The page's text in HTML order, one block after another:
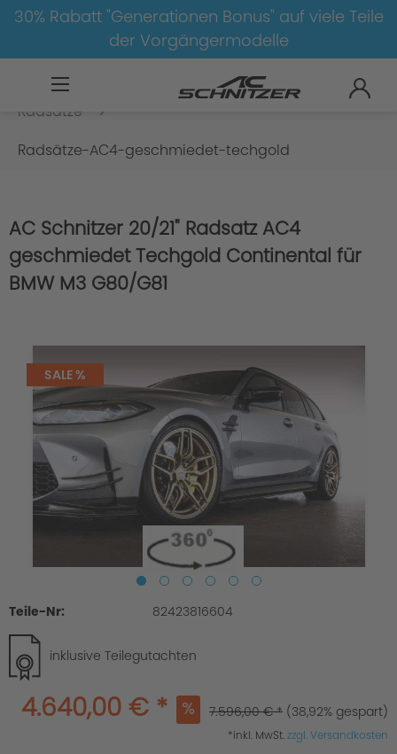
30% Rabatt "Generationen Bonus" auf viele Teile
der Vorgängermodelle
M3-G80/G81
Radsätze
Radsätze-AC4-geschmiedet-techgold
AC Schnitzer 20/21" Radsatz AC4
geschmiedet Techgold Continental für
BMW M3 G80/G81
SALE %
Teile-Nr: 82423816604
inklusive Teilegutachten
4.640,00 € * 7.596,00 € * (38,92% gespart)
*inkl. MwSt.zzgl. Versandkosten